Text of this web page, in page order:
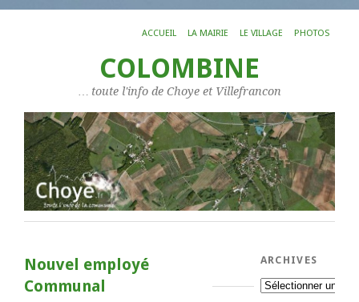
ACCUEIL LA MAIRIE LE VILLAGE PHOTOS
COLOMBINE
… toute l'info de Choye et Villefrancon
Nouvel employé
Communal
ARCHIVES
Archives